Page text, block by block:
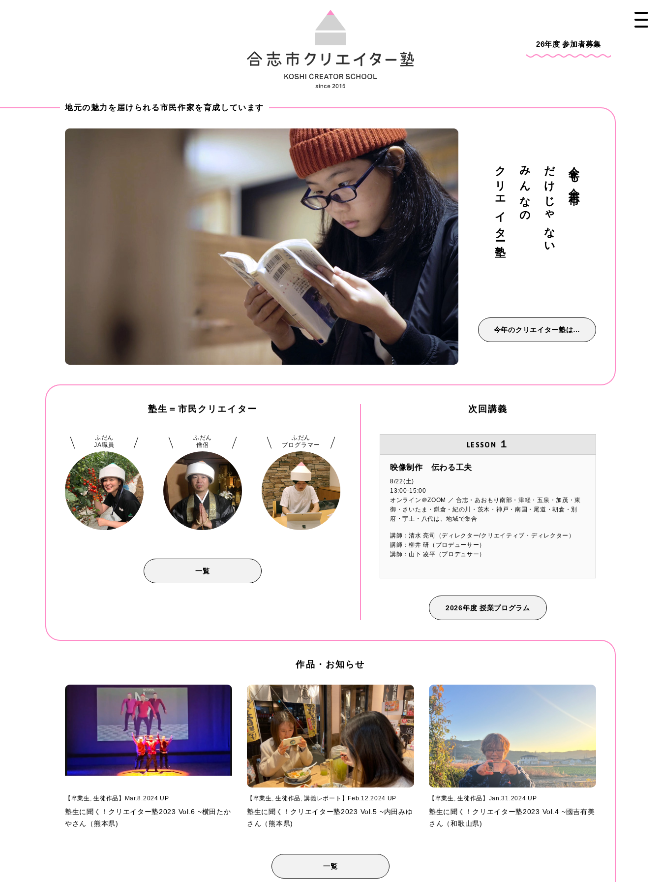
26年度 参加者募集
地元の魅力 を 届け られる市 民作家を育成 し てい ます
今年も合志市
だけじゃない
みんなの
クリエイター塾
今年のクリエイター塾は…
塾生 ＝ 市民 ク リ エイ タ ー
ふだん
JA職員
ふだん
僧侶
ふだん
プログラマー
一覧
次 回 講義
LESSON １
映像制作 伝わる工夫
8/22(土)
13:00-15:00
オンライン＠ZOOM ／ 合志・あおもり南部・津軽・五泉・加茂・東
御・さいたま・鎌倉・紀の川・茨木・神戸・南国・尾道・朝倉・別
府・宇土・八代は、地域で集合
講師：清水 亮司（ディレクター/クリエイティブ・ディレクター）
講師：柳井 研（プロデューサー）
講師：山下 凌平（プロデュサー）
2026年度 授業プログラム
作品 ・ お知 らせ
【卒業生, 生徒作品】Mar.8.2024 UP
塾生に聞く！クリエイター塾2023 Vol.6 ~横田たか
やさん（熊本県)
【卒業生, 生徒作品, 講義レポート】Feb.12.2024 UP
塾生に聞く！クリエイター塾2023 Vol.5 ~内田みゆ
さん（熊本県)
【卒業生, 生徒作品】Jan.31.2024 UP
塾生に聞く！クリエイター塾2023 Vol.4 ~國吉有美
さん（和歌山県)
一覧